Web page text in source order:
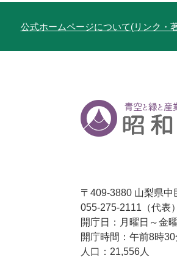
公式ホームページについて(リンク・
〒409-3880 山梨県
055-275-2111（代表）
開庁日：月曜日～金
開庁時間：午前8時
人口：21,556人